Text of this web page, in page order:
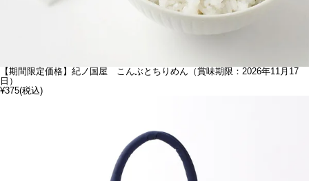
【期間限定価格】紀ノ国屋 こんぶとちりめん（賞味期限：2026年11月17
日）
¥375(税込)